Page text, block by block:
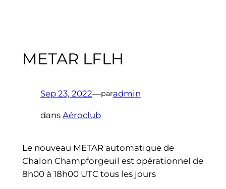
METAR LFLH
Sep 23, 2022—paradmin
dans Aéroclub
Le nouveau METAR automatique de
Chalon Champforgeuil est opérationnel de
8h00 à 18h00 UTC tous les jours